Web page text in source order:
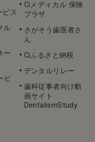
ビス
ル
ー
ビ
Ciメディカル 保険
プラザ
さがそう歯医者さ
ん
Ciふるさと納税
デンタルリレー
歯科従事者向け動
画サイト
DentalismStudy